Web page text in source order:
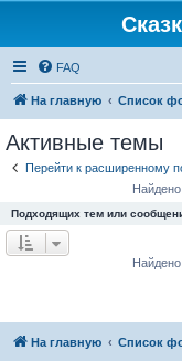
FAQ
На главную Список
Активные темы
Перейти к расширенному
Найдено
Подходящих тем или
Найдено
На главную Список